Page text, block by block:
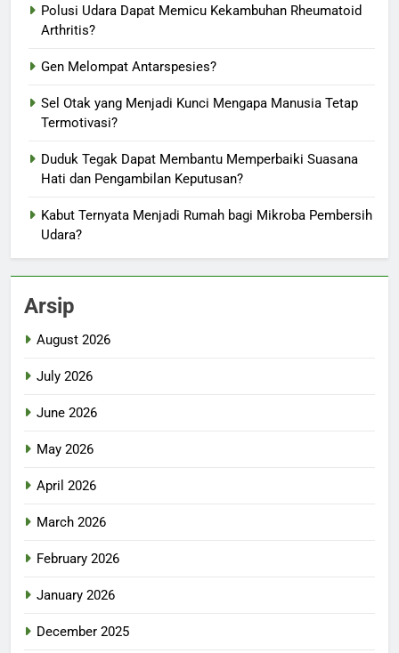
Polusi Udara Dapat Memicu Kekambuhan Rheumatoid
Arthritis?
Gen Melompat Antarspesies?
Sel Otak yang Menjadi Kunci Mengapa Manusia Tetap
Termotivasi?
Duduk Tegak Dapat Membantu Memperbaiki Suasana
Hati dan Pengambilan Keputusan?
Kabut Ternyata Menjadi Rumah bagi Mikroba Pembersih
Udara?
Arsip
August 2026
July 2026
June 2026
May 2026
April 2026
March 2026
February 2026
January 2026
December 2025